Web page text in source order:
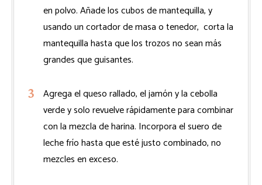
en polvo. Añade los cubos de mantequilla, y
usando un cortador de masa o tenedor, corta la
mantequilla hasta que los trozos no sean más
grandes que guisantes.
Agrega el queso rallado, el jamón y la cebolla
verde y solo revuelve rápidamente para combinar
con la mezcla de harina. Incorpora el suero de
leche frío hasta que esté justo combinado, no
mezcles en exceso.